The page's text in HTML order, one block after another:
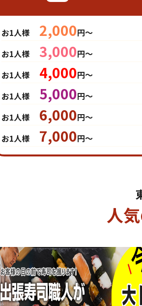
お1人様 2,000円～
お1人様
3,000円～
お1人様
4,000円～
お1人様
5,000円～
お1人様
6,000円～
お1人様
7,000円～
人